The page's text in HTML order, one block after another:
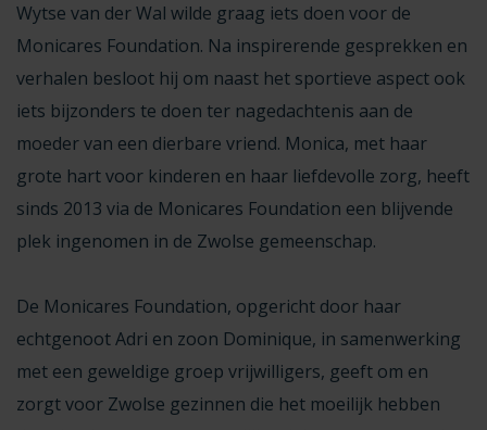
Wytse van der Wal wilde graag iets doen voor de
Monicares Foundation. Na inspirerende gesprekken en
verhalen besloot hij om naast het sportieve aspect ook
iets bijzonders te doen ter nagedachtenis aan de
moeder van een dierbare vriend. Monica, met haar
grote hart voor kinderen en haar liefdevolle zorg, heeft
sinds 2013 via de Monicares Foundation een blijvende
plek ingenomen in de Zwolse gemeenschap.
De Monicares Foundation, opgericht door haar
echtgenoot Adri en zoon Dominique, in samenwerking
met een geweldige groep vrijwilligers, geeft om en
zorgt voor Zwolse gezinnen die het moeilijk hebben